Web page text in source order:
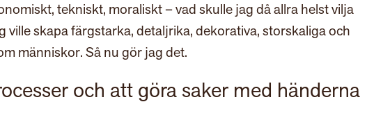
tekniskt, moraliskt – vad skulle jag då allra helst vilja
ville skapa färgstarka, detaljrika, dekorativa, storskaliga och
människor. Så nu gör jag det.
och att göra saker med händerna